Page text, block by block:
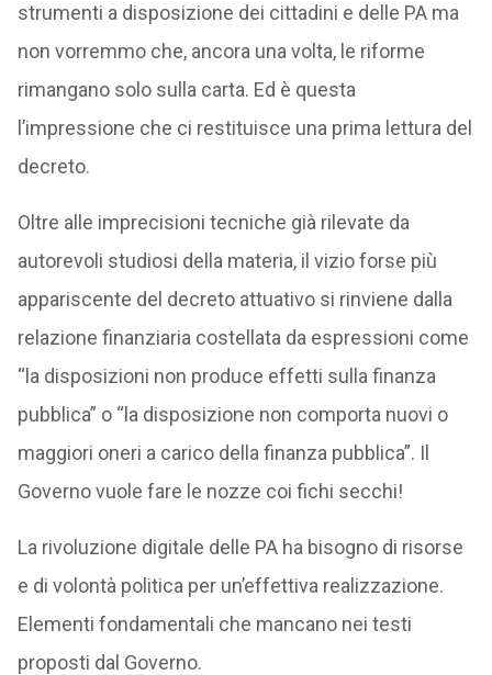
strumenti a disposizione dei cittadini e delle PA ma
non vorremmo che, ancora una volta, le riforme
rimangano solo sulla carta. Ed è questa
l’impressione che ci restituisce una prima lettura del
decreto.
Oltre alle imprecisioni tecniche già rilevate da
autorevoli studiosi della materia, il vizio forse più
appariscente del decreto attuativo si rinviene dalla
relazione finanziaria costellata da espressioni come
“la disposizioni non produce effetti sulla finanza
pubblica” o “la disposizione non comporta nuovi o
maggiori oneri a carico della finanza pubblica”. Il
Governo vuole fare le nozze coi fichi secchi!
La rivoluzione digitale delle PA ha bisogno di risorse
e di volontà politica per un’effettiva realizzazione.
Elementi fondamentali che mancano nei testi
proposti dal Governo.